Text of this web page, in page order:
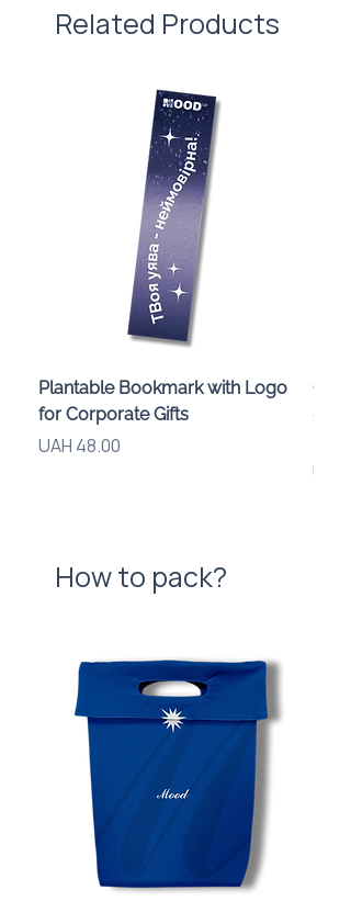
тощо.
Related Products
Plantable Bookmark with Logo
for Corporate Gifts
Price
UAH 48.00
Price
UAH
How to pack?